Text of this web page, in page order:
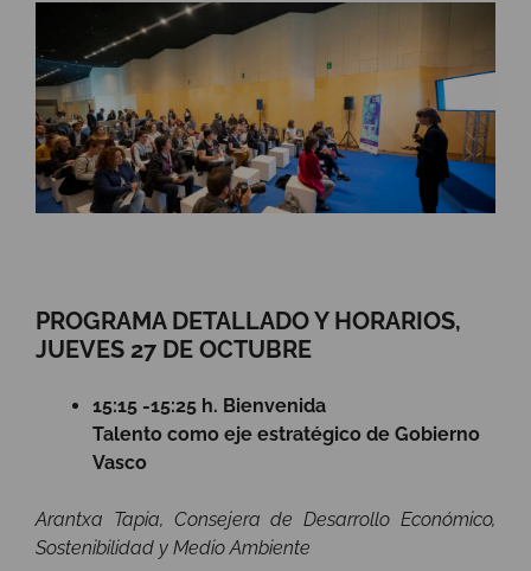
PROGRAMA DETALLADO Y HORARIOS,
JUEVES 27 DE OCTUBRE
15:15 -15:25 h. Bienvenida
Talento como eje estratégico de Gobierno
Vasco
Arantxa Tapia, Consejera de Desarrollo Económico,
Sostenibilidad y Medio Ambiente